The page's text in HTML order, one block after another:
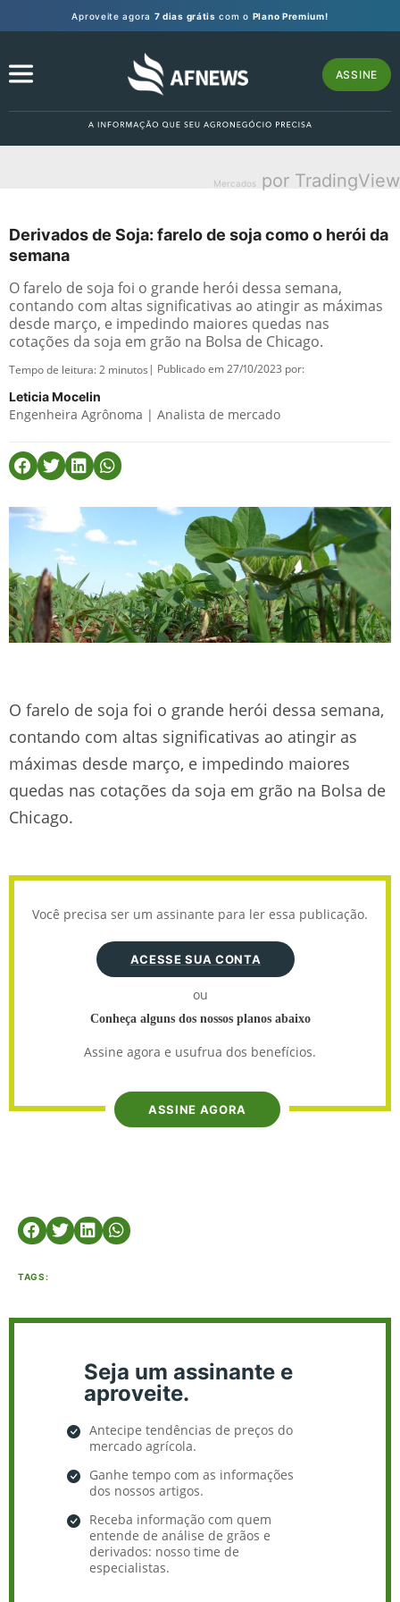
Aproveite agora 7 dias grátis com o Plano Premium!
ASSINE
Mercados por TradingView
Derivados de Soja: farelo de soja como o herói da
semana
O farelo de soja foi o grande herói dessa semana,
contando com altas significativas ao atingir as máximas
desde março, e impedindo maiores quedas nas
cotações da soja em grão na Bolsa de Chicago.
Tempo de leitura:2 minutos | Publicado em 27/10/2023 por:
Leticia Mocelin
Engenheira Agrônoma | Analista de mercado
O farelo de soja foi o grande herói dessa semana,
contando com altas significativas ao atingir as
máximas desde março, e impedindo maiores
quedas nas cotações da soja em grão na Bolsa de
Chicago.
Você precisa ser um assinante para ler essa publicação.
ACESSE SUA CONTA
ou
Conheça alguns dos nossos planos abaixo
Assine agora e usufrua dos benefícios.
ASSINE AGORA
TAGS:
Seja um assinante e
aproveite.
Antecipe tendências de preços do
mercado agrícola.
Ganhe tempo com as informações
dos nossos artigos.
Receba informação com quem
entende de análise de grãos e
derivados: nosso time de
especialistas.